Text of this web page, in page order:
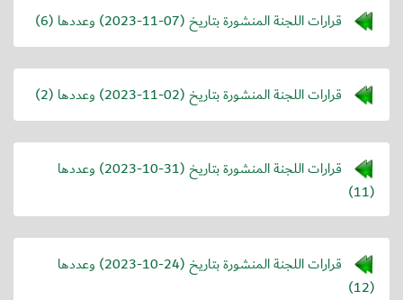
قرارات اللجنة المنشورة بتاريخ (2023-11-07) وعددها (6)
قرارات اللجنة المنشورة بتاريخ (2023-11-02) وعددها (2)
قرارات اللجنة المنشورة بتاريخ (2023-10-31) وعددها
(11)
قرارات اللجنة المنشورة بتاريخ (2023-10-24) وعددها
(12)